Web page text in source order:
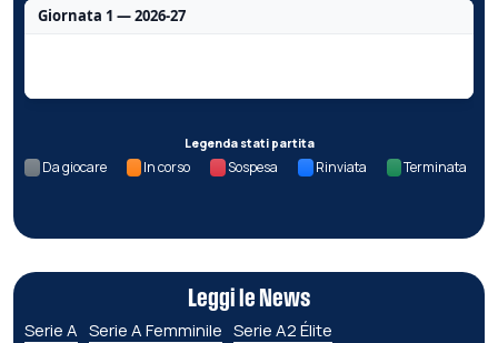
Giornata 1 — 2026-27
Legenda stati partita
Da giocare In corso Sospesa Rinviata Terminata
Leggi le News
Serie A Serie A Femminile Serie A2 Élite